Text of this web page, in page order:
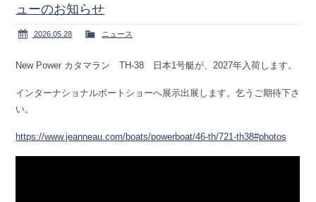
ューのお知らせ
2026.05.28 ニュース
New Power カタマラン TH-38 日本1号艇が、2027年入荷します。
インターナショナルボートショーへ展示出展します。乞うご期待下さ
い。
https://www.jeanneau.com/boats/powerboat/46-th/721-th38#photos